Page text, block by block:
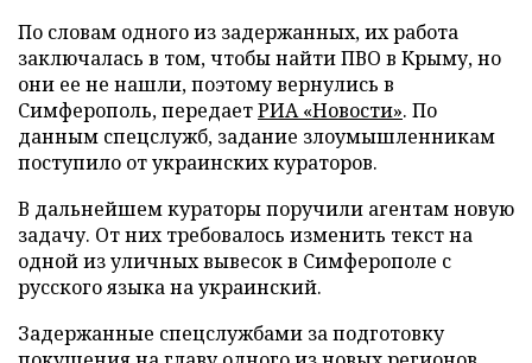
По словам одного из задержанных, их работа
заключалась в том, чтобы найти ПВО в Крыму, но
они ее не нашли, поэтому вернулись в
Симферополь, передаетРИА «Новости». По
данным спецслужб, задание злоумышленникам
поступило от украинских кураторов.
В дальнейшем кураторы поручили агентам новую
задачу. От них требовалось изменить текст на
одной из уличных вывесок в Симферополе с
русского языка на украинский.
Задержанные спецслужбами за подготовку